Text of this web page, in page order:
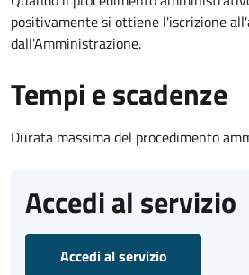
positivamente si ottiene l'iscrizione
dall'Amministrazione.
Tempi e scadenze
Durata massima del procedimento
Accedi al servizio
Accedi al servizio